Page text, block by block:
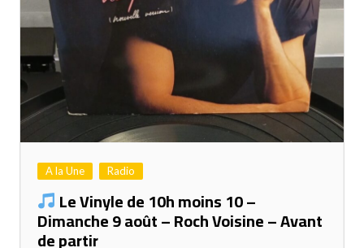
A la Une Radio
Le Vinyle de 10h moins 10 –
Dimanche 9 août – Roch Voisine – Avant
de partir